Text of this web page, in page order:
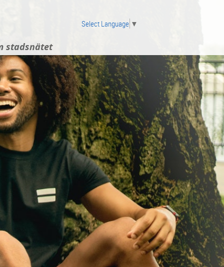
stadsnätet
Select Language ▼